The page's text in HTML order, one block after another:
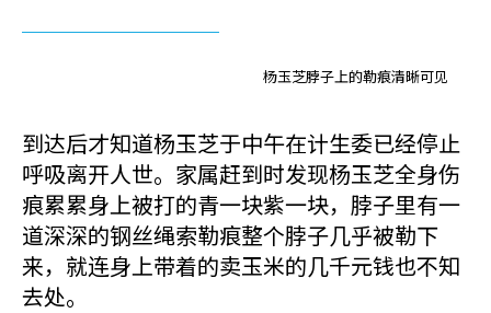
杨玉芝脖子上的勒痕清晰可见
到达后才知道杨玉芝于中午在计生委已经停止
呼吸离开人世。家属赶到时发现杨玉芝全身伤
痕累累身上被打的青一块紫一块，脖子里有一
道深深的钢丝绳索勒痕整个脖子几乎被勒下
来，就连身上带着的卖玉米的几千元钱也不知
去处。